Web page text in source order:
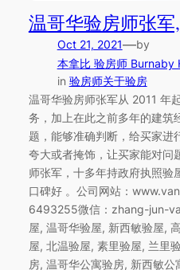
温哥华验房师张
Oct 21, 2021—by
本拿比 验房师 Burnaby
in 验房师关于验房
温哥华验房师张军从 2011 年
务，加上在此之前多年的建筑
题，能够准确判断，给买家进
夸大或者掩饰，让买家能对问
师张军，十多年持政府执照验
口碑好 。公司网站：
6493255微信：zhang-jun-
屋, 温哥华验屋, 新西敏验屋,
屋, 北温验屋, 素里验屋, 兰里
房, 温哥华公寓验房, 新西敏